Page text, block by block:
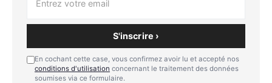
S'inscrire ›
En cochant cette case, vous confirmez avoir lu et accepté nos
conditions d'utilisation concernant le traitement des données
soumises via ce formulaire.